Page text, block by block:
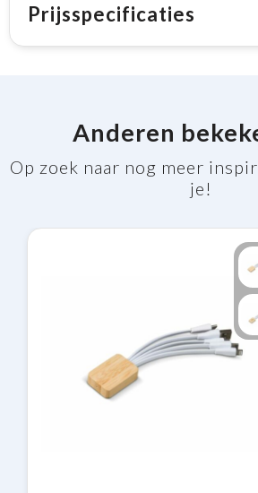
Prijsspecificaties
Anderen
Op zoek naar nog meer
je!